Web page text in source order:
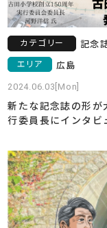
カテゴリー 記念
エリア 広島
2024.06.03[Mon]
新たな記念誌の形
行委員長にインタビ